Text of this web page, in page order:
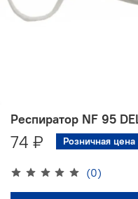
(0)
Респиратор NF 95
74 ₽ Розничная цена